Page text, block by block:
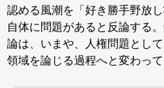
認める風潮を「好き勝手野放
自体に問題があると反論する
論は、いまや、人権問題とし
領域を論じる過程へと変わって